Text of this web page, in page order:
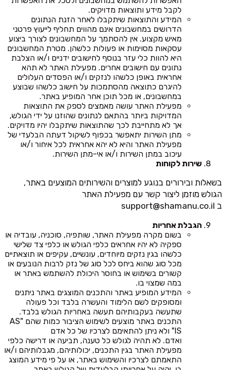
לקבל מידע ותוצאות מדויקים.
המידע והתוצאות שיתקבלו לאחר הזנת הנתונים
הדרושים במחשבונים אינם מהווים תחליף לייעוץ פרטני
מאיש מקצוע. אין להסתמך על המחשבונים לצורך ביצוע
עסקאות מסוימות או פעולות כלשהן. מטרת המחשבונים
היא להוות כלי עזר בנוסף לחישובים ידניים ו/או הצלבת
נתונים עם חישובים אחרים. מפעילת האתר לא תהא
אחראית באופן כלשהו לנזקים ו/או הפסדים העלולים
להיגרם כתוצאה מהסתמכות על חישוב כלשהו שבוצע
במחשבונים, או מכל תוכן אחר המופיע באתר.
מפעילת האתר עושה מאמצים לספק את התוצאות
המדויקות ביותר בהתאם לנתונים שהוזנו על ידי הגולש,
אך לא מתחייבת לכך שהתוצאות שיתקבלו יהיו מדויקים.
מתן השירות יתאפשר בכפוף לשיקול דעתה הבלעדי של
מפעילת האתר והיא לא יהא אחראית לכל איחור ו/או
עיכוב במתן השירות ו/או אי-מתן השירות.
שירות לקוחות
בשאלות ובירורים בנוגע למוצרים והשירותים המוצעים באתר,
הגולש מוזמן ליצור קשר עם מפעילת האתר
ב support@shamanu.co.il
הגבלת אחריות
בשום מקרה מפעילת האתר, שותפיה, סוכניה, עובדיה או
ספקיה לא יהיו אחראים כלפי הגולש או כלפי צד שלישי
כלשהו בגין נזקים מיוחדים, עונשיים, עקיפים או תוצאתיים
מכל סוג שהוא ביחס לכל סוג של נזק לרבות הנובעים או
קשורים בשימוש או בחוסר היכולת להשתמש באתר או
במה שמצוי בו.
המידע המופיע באתר והתכנים המוצגים באתר ניתנים
ומסופקים לשם הלימוד והעשרה בלבד וכל פעולה
שתעשה בעקבותיהם תעשה באחריות הגולש בלבד.
התכנים באתר מוצעים לשימוש הציבור כמות שהם "AS
IS" ולא ניתן להתאימם לצרכיו של כל אדם
ואדם. לא תהיה לגולש כל טענה, תביעה או דרישה כלפי
מפעילת האתר בגין התכנים, יכולותיהם, מגבלותיהם ו/או
התאמתם לצרכיו והשימוש באתר, או על פי מידע המוצג